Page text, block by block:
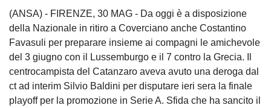
(ANSA) - FIRENZE, 30 MAG - Da oggi è a disposizione
della Nazionale in ritiro a Coverciano anche Costantino
Favasuli per preparare insieme ai compagni le amichevole
del 3 giugno con il Lussemburgo e il 7 contro la Grecia. Il
centrocampista del Catanzaro aveva avuto una deroga dal
ct ad interim Silvio Baldini per disputare ieri sera la finale
playoff per la promozione in Serie A. Sfida che ha sancito il